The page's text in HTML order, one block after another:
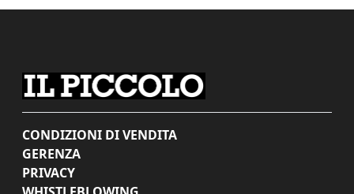
CONDIZIONI DI VENDITA
GERENZA
PRIVACY